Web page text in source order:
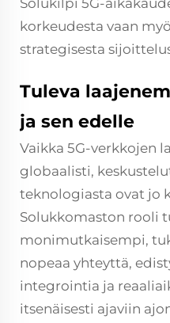
Solukilpi 5G-
korkeudesta vaan
strategisesta
Tuleva
ja sen edelle
Vaikka 5G-verkkojen
globaalisti,
teknologiasta ovat jo
Solukkomaston rooli
monimutkaisempi,
nopeaa yhteyttä,
integrointia ja
itsenäisesti ajaviin